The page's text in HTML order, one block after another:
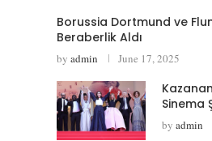
Borussia Dortmund ve
Beraberlik Aldı
by admin June 17, 2025
Sinema
by admin